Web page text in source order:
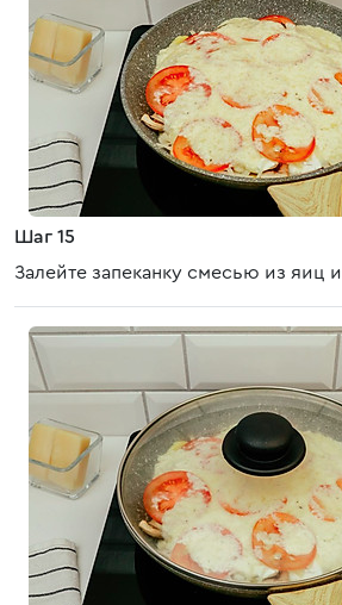
Шаг 15
Залейте запеканку смесью из яиц